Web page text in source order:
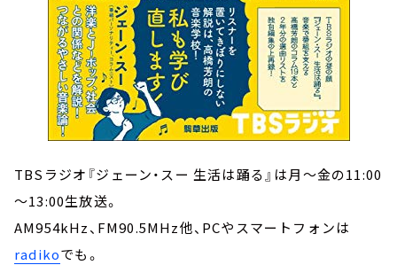
TBSラジオ『ジェーン・スー 生活は踊る』は月～金の11:00
～13:00生放送。
AM954kHz、FM90.5MHz他、PCやスマートフォンは
radikoでも。